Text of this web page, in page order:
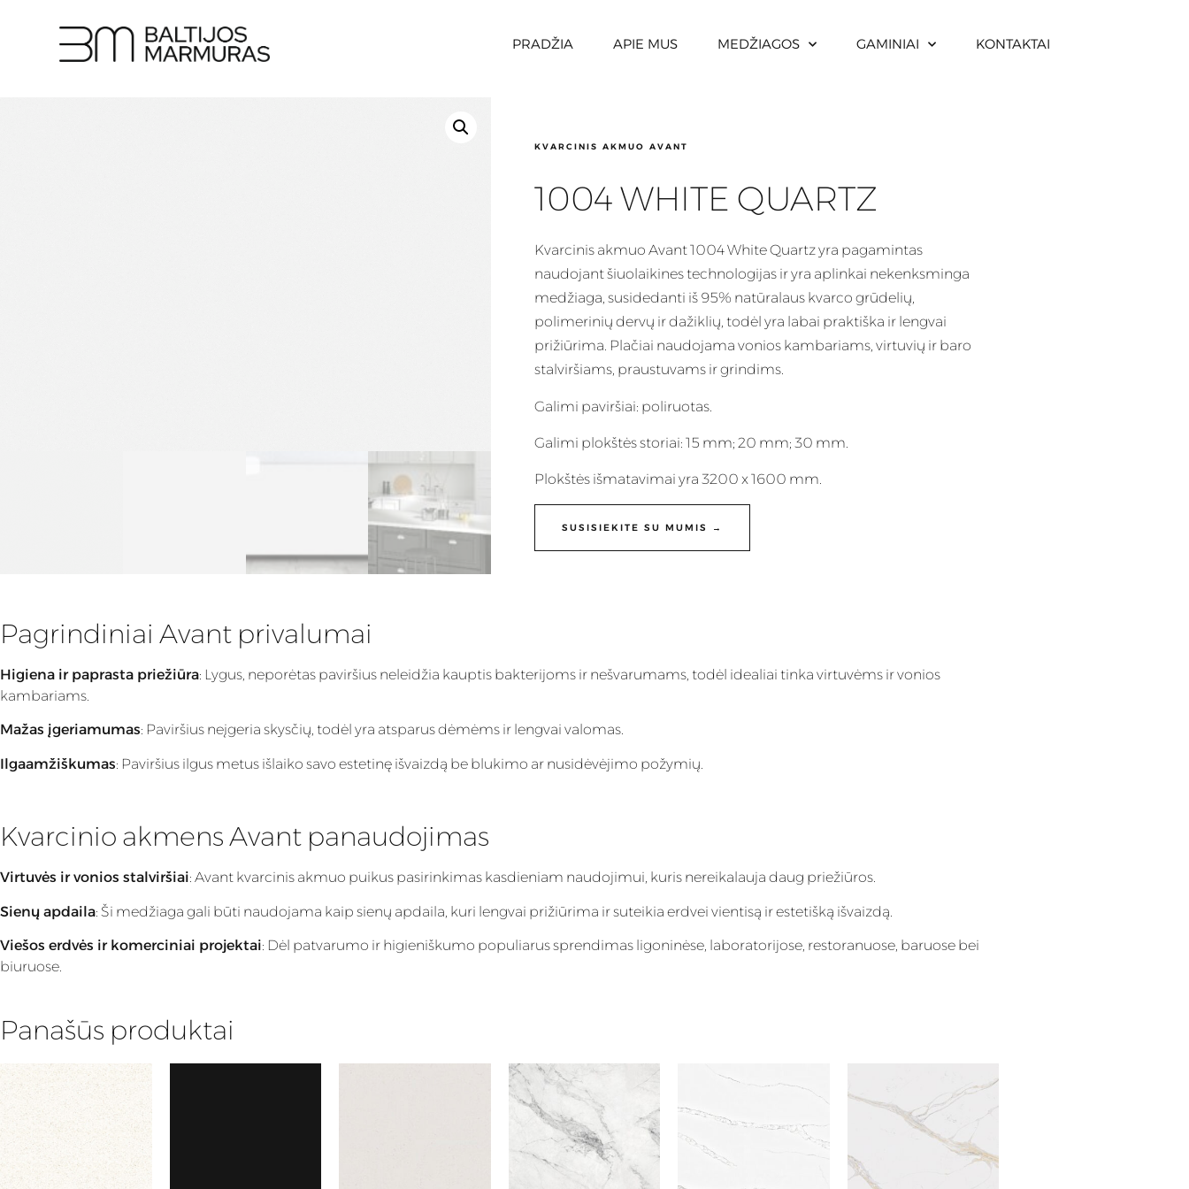
PRADŽIA APIE MUS MEDŽIAGOS GAMINIAI KONTAKTAI
KVARCINIS AKMUO AVANT
1004 WHITE QUARTZ
Kvarcinis akmuo Avant 1004 White Quartz yra pagamintas
naudojant šiuolaikines technologijas ir yra aplinkai nekenksminga
medžiaga, susidedanti iš 95% natūralaus kvarco grūdelių,
polimerinių dervų ir dažiklių, todėl yra labai praktiška ir lengvai
prižiūrima. Plačiai naudojama vonios kambariams, virtuvių ir baro
stalviršiams, praustuvams ir grindims.
Galimi paviršiai: poliruotas.
Galimi plokštės storiai: 15 mm; 20 mm; 30 mm.
Plokštės išmatavimai yra 3200 x 1600 mm.
SUSISIEKITE SU MUMIS →
Pagrindiniai Avant privalumai
Higiena ir paprasta priežiūra: Lygus, neporėtas paviršius neleidžia kauptis bakterijoms ir nešvarumams, todėl idealiai tinka virtuvėms ir vonios
kambariams.
Mažas įgeriamumas: Paviršius neįgeria skysčių, todėl yra atsparus dėmėms ir lengvai valomas.
Ilgaamžiškumas: Paviršius ilgus metus išlaiko savo estetinę išvaizdą be blukimo ar nusidėvėjimo požymių.
Kvarcinio akmens Avant panaudojimas
Virtuvės ir vonios stalviršiai: Avant kvarcinis akmuo puikus pasirinkimas kasdieniam naudojimui, kuris nereikalauja daug priežiūros.
Sienų apdaila: Ši medžiaga gali būti naudojama kaip sienų apdaila, kuri lengvai prižiūrima ir suteikia erdvei vientisą ir estetišką išvaizdą.
Viešos erdvės ir komerciniai projektai: Dėl patvarumo ir higieniškumo populiarus sprendimas ligoninėse, laboratorijose, restoranuose, baruose bei
biuruose.
Panašūs produktai